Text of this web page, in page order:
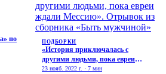
по
ПОДБОРКИ
«История приключалась с
другими людьми, пока евреи
ждали Мессию». Отрывок из
23 нояб. 2022 г. · 7 мин